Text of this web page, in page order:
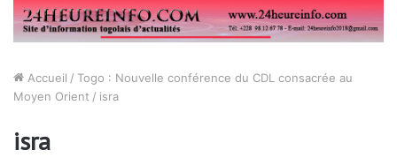
Accueil / Togo : Nouvelle conférence du CDL consacrée au
Moyen Orient / isra
isra